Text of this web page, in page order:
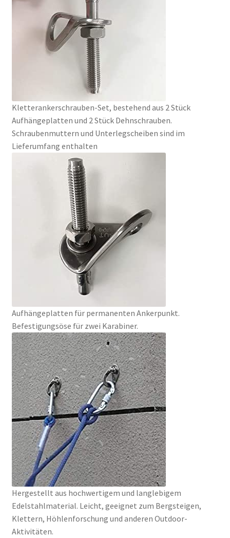
Kletterankerschrauben-Set, bestehend aus 2 Stück
Aufhängeplatten und 2 Stück Dehnschrauben.
Schraubenmuttern und Unterlegscheiben sind im
Lieferumfang enthalten
Aufhängeplatten für permanenten Ankerpunkt.
Befestigungsöse für zwei Karabiner.
Hergestellt aus hochwertigem und langlebigem
Edelstahlmaterial. Leicht, geeignet zum Bergsteigen,
Klettern, Höhlenforschung und anderen Outdoor-
Aktivitäten.